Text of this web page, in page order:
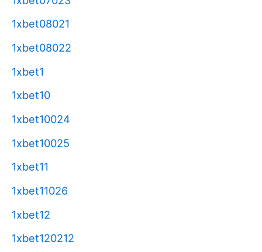
1xbet08021
1xbet08022
1xbet1
1xbet10
1xbet10024
1xbet10025
1xbet11
1xbet11026
1xbet12
1xbet120212